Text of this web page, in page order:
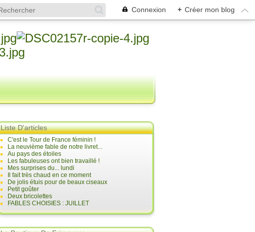
Connexion + Créer mon blog
Liste D'articles
C'est le Tour de France féminin !
La neuvième fable de notre livret...
Au pays des étoiles
Les fabuleuses ont bien travaillé !
Mes surprises du... lundi
Il fait très chaud en ce moment
De jolis étuis pour de beaux ciseaux
Petit goûter
Deux bricolettes
FABLES CHOISIES : JUILLET